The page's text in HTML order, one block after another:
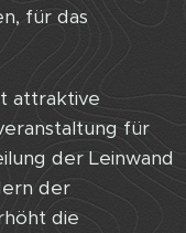
für das
attraktive
für
der Leinwand
der
die